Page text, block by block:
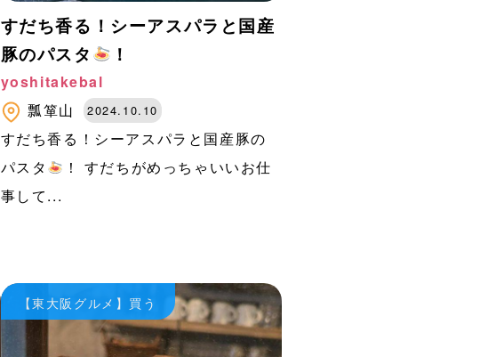
すだち香る！シーアスパラと国産
豚のパスタ
！
yoshitakebal
瓢箪山
2024.10.10
すだち香る！シーアスパラと国産豚の
パスタ
！ すだちがめっちゃいいお仕
事して...
【東大阪グルメ】買う